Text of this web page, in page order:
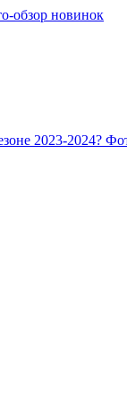
обзор новинок
2023-2024?